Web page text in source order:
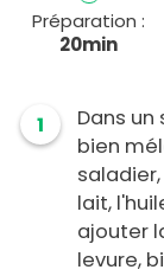
Préparation :
20min
1
Dans
bien
lait,
ajouter
levure,